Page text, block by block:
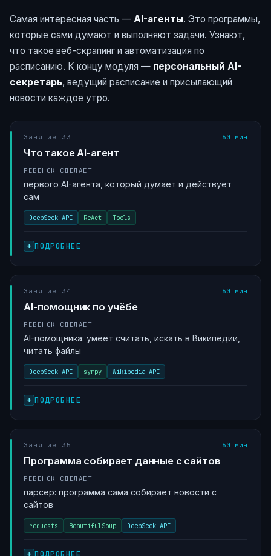
Самая интересная часть — AI-агенты. Это программы,
которые сами думают и выполняют задачи. Узнают,
что такое веб-скрапинг и автоматизация по
расписанию. К концу модуля — персональный AI-
секретарь, ведущий расписание и присылающий
новости каждое утро.
Занятие 33 60 мин
Что такое AI-агент
РЕБЁНОК СДЕЛАЕТ
первого AI-агента, который думает и действует
сам
DeepSeek API ReAct Tools
ПОДРОБНЕЕ
Занятие 34 60 мин
AI-помощник по учёбе
РЕБЁНОК СДЕЛАЕТ
AI-помощника: умеет считать, искать в Википедии,
читать файлы
DeepSeek API sympy Wikipedia API
ПОДРОБНЕЕ
Занятие 35 60 мин
Программа собирает данные с сайтов
РЕБЁНОК СДЕЛАЕТ
парсер: программа сама собирает новости с
сайтов
requests BeautifulSoup DeepSeek API
ПОДРОБНЕЕ